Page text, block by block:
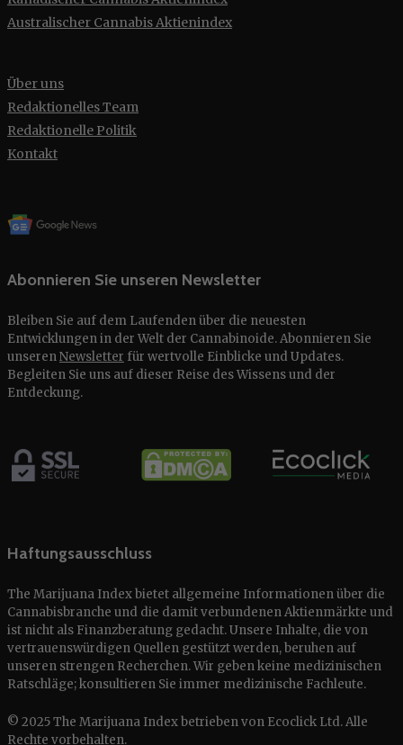
Australischer Cannabis Aktienindex
Über uns
Redaktionelles Team
Redaktionelle Politik
Kontakt
Abonnieren Sie unseren Newsletter
Bleiben Sie auf dem Laufenden über die neuesten
Entwicklungen in der Welt der Cannabinoide. Abonnieren Sie
unserenNewsletter für wertvolle Einblicke und Updates.
Begleiten Sie uns auf dieser Reise des Wissens und der
Entdeckung.
Haftungsausschluss
The Marijuana Index bietet allgemeine Informationen über die
Cannabisbranche und die damit verbundenen Aktienmärkte und
ist nicht als Finanzberatung gedacht. Unsere Inhalte, die von
vertrauenswürdigen Quellen gestützt werden, beruhen auf
unseren strengen Recherchen. Wir geben keine medizinischen
Ratschläge; konsultieren Sie immer medizinische Fachleute.
© 2025 The Marijuana Index betrieben von Ecoclick Ltd. Alle
Rechte vorbehalten.